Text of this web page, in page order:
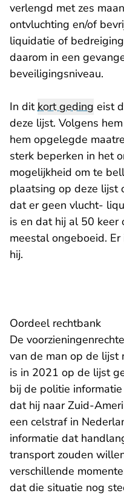
verlengd met zes
ontvluchting en/of
liquidatie of
daarom in een
beveiligingsniveau.
In ditkort geding eist
deze lijst. Volgens
hem opgelegde
sterk beperken in het
mogelijkheid om te
plaatsing op deze lijst
dat er geen vlucht-
is en dat hij al 50
meestal ongeboeid.
hij.
Oordeel rechtbank
De
van de man op de lijst
is in 2021 op de lijst
bij de politie
dat hij naar Zuid-
een celstraf in
informatie dat
transport zouden
verschillende
dat die situatie nog